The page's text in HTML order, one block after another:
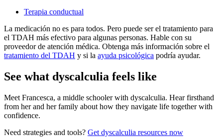
Terapia conductual
La medicación no es para todos. Pero puede ser el tratamiento para
el TDAH más efectivo para algunas personas. Hable con su
proveedor de atención médica. Obtenga más información sobre el
tratamiento del TDAH y si la ayuda psicológica podría ayudar.
See what dyscalculia feels like
Meet Francesca, a middle schooler with dyscalculia. Hear firsthand
from her and her family about how they navigate life together with
confidence.
Need strategies and tools? Get dyscalculia resources now